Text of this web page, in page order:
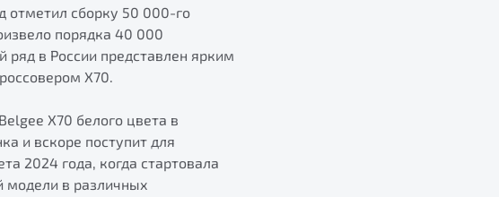
отметил сборку 50 000-го
порядка 40 000
в России представлен ярким
Х70.
Х70 белого цвета в
и вскоре поступит для
2024 года, когда стартовала
модели в различных